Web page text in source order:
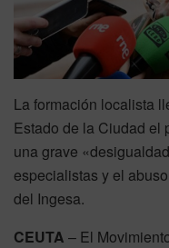
La formación localista
Estado de la Ciudad el
una grave
especialistas y el
del Ingesa.
CEUTA – El